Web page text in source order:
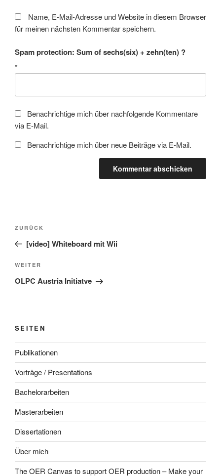
Name, E-Mail-Adresse und Website in diesem Browser
für meinen nächsten Kommentar speichern.
Spam protection: Sum of sechs(six) + zehn(ten) ?
*
Benachrichtige mich über nachfolgende Kommentare
via E-Mail.
Benachrichtige mich über neue Beiträge via E-Mail.
Beitragsnavigation
Vorheriger
Beitrag
ZURÜCK
[video] Whiteboard mit Wii
Nächster
Beitrag
WEITER
OLPC Austria Initiatve
SEITEN
Publikationen
Vorträge / Presentations
Bachelorarbeiten
Masterarbeiten
Dissertationen
Über mich
The OER Canvas to support OER production – Make your